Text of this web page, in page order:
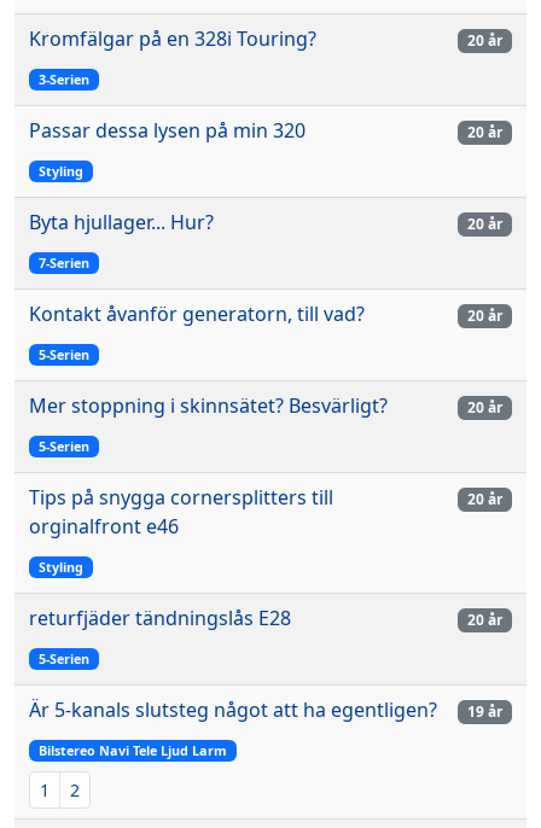
Kromfälgar på en 328i Touring?
3-Serien
20 år
Passar dessa lysen på min 320
Styling
20 år
Byta hjullager... Hur?
7-Serien
20 år
Kontakt åvanför generatorn, till vad?
5-Serien
20 år
Mer stoppning i skinnsätet? Besvärligt?
5-Serien
20 år
Tips på snygga cornersplitters till
orginalfront e46
Styling
20 år
returfjäder tändningslås E28
5-Serien
20 år
Är 5-kanals slutsteg något att ha egentligen?
Bilstereo Navi Tele Ljud Larm
1 2
19 år